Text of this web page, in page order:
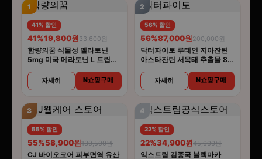
1
41% 할인
41%19,800원33,600원
함량의꿈 식물성 멜라토닌
5mg 미국 메라토닌 L 트립토
자세히 N쇼핑구매
2
56% 할인
56%87,000원200,000원
닥터파이토 루테인 지아잔틴
아스타잔틴 서목태 추출물 8중
자세히 N쇼핑구매
3
55% 할인
55%58,900원130,500원
CJ 바이오코어 피부면역 유산
4
22% 할인
22%34,900원45,000원
익스트림 김종국 블랙마카